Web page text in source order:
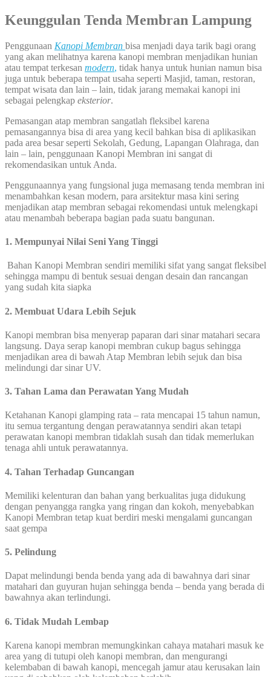
Keunggulan Tenda Membran Lampung
Penggunaan Kanopi Membran bisa menjadi daya tarik bagi orang
yang akan melihatnya karena kanopi membran menjadikan hunian
atau tempat terkesan modern, tidak hanya untuk hunian namun bisa
juga untuk beberapa tempat usaha seperti Masjid, taman, restoran,
tempat wisata dan lain – lain, tidak jarang memakai kanopi ini
sebagai pelengkap eksterior.
Pemasangan atap membran sangatlah fleksibel karena
pemasangannya bisa di area yang kecil bahkan bisa di aplikasikan
pada area besar seperti Sekolah, Gedung, Lapangan Olahraga, dan
lain – lain, penggunaan Kanopi Membran ini sangat di
rekomendasikan untuk Anda.
Penggunaannya yang fungsional juga memasang tenda membran ini
menambahkan kesan modern, para arsitektur masa kini sering
menjadikan atap membran sebagai rekomendasi untuk melengkapi
atau menambah beberapa bagian pada suatu bangunan.
1. Mempunyai Nilai Seni Yang Tinggi
Bahan Kanopi Membran sendiri memiliki sifat yang sangat fleksibel
sehingga mampu di bentuk sesuai dengan desain dan rancangan
yang sudah kita siapka
2. Membuat Udara Lebih Sejuk
Kanopi membran bisa menyerap paparan dari sinar matahari secara
langsung. Daya serap kanopi membran cukup bagus sehingga
menjadikan area di bawah Atap Membran lebih sejuk dan bisa
melindungi dar sinar UV.
3. Tahan Lama dan Perawatan Yang Mudah
Ketahanan Kanopi glamping rata – rata mencapai 15 tahun namun,
itu semua tergantung dengan perawatannya sendiri akan tetapi
perawatan kanopi membran tidaklah susah dan tidak memerlukan
tenaga ahli untuk perawatannya.
4. Tahan Terhadap Guncangan
Memiliki kelenturan dan bahan yang berkualitas juga didukung
dengan penyangga rangka yang ringan dan kokoh, menyebabkan
Kanopi Membran tetap kuat berdiri meski mengalami guncangan
saat gempa
5. Pelindung
Dapat melindungi benda benda yang ada di bawahnya dari sinar
matahari dan guyuran hujan sehingga benda – benda yang berada di
bawahnya akan terlindungi.
6. Tidak Mudah Lembap
Karena kanopi membran memungkinkan cahaya matahari masuk ke
area yang di tutupi oleh kanopi membran, dan mengurangi
kelembaban di bawah kanopi, mencegah jamur atau kerusakan lain